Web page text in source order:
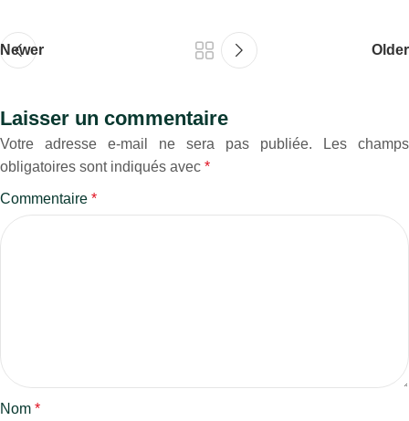
Newer Older
Laisser un commentaire
Votre adresse e-mail ne sera pas publiée.
Les champs
obligatoires sont indiqués avec *
Commentaire *
Nom *